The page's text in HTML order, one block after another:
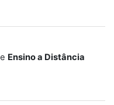
Ensino a Distância